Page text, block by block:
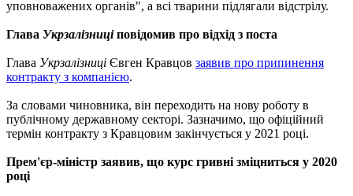
уповноважених органів", а всі тварини підлягали відстрілу.
Глава Укрзалізниціповідомив про відхід з поста
Глава Укрзалізниці Євген Кравцов заявив про припинення
контракту з компанією.
За словами чиновника, він переходить на нову роботу в
публічному державному секторі. Зазначимо, що офіційний
термін контракту з Кравцовим закінчується у 2021 році.
Прем'єр-міністр заявив, що курс гривні зміцниться у 2020
році